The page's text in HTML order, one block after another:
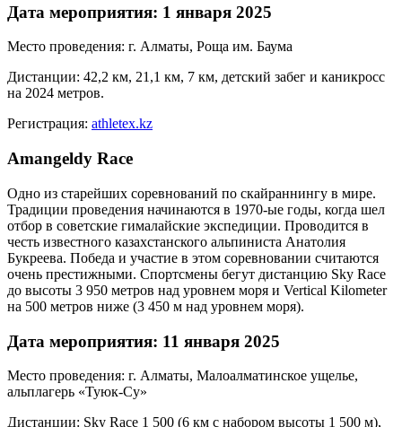
Дата мероприятия: 1 января 2025
Место проведения: г. Алматы, Роща им. Баума
Дистанции: 42,2 км, 21,1 км, 7 км, детский забег и каникросс
на 2024 метров.
Регистрация: athletex.kz
Amangeldy Race
Одно из старейших соревнований по скайраннингу в мире.
Традиции проведения начинаются в 1970-ые годы, когда шел
отбор в советские гималайские экспедиции. Проводится в
честь известного казахстанского альпиниста Анатолия
Букреева. Победа и участие в этом соревновании считаются
очень престижными. Спортсмены бегут дистанцию Sky Race
до высоты 3 950 метров над уровнем моря и Vertical Kilometer
на 500 метров ниже (3 450 м над уровнем моря).
Дата мероприятия: 11 января 2025
Место проведения: г. Алматы, Малоалматинское ущелье,
альплагерь «Туюк-Су»
Дистанции: Sky Race 1 500 (6 км с набором высоты 1 500 м),